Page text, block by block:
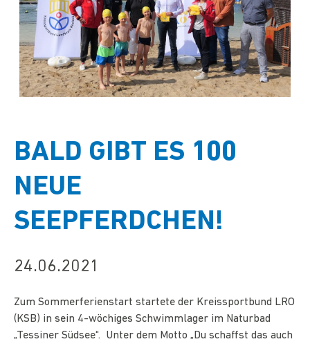
BALD GIBT ES 100
NEUE
SEEPFERDCHEN!
24.06.2021
Zum Sommerferienstart startete der Kreissportbund LRO
(KSB) in sein 4-wöchiges Schwimmlager im Naturbad
„Tessiner Südsee“. Unter dem Motto „Du schaffst das auch